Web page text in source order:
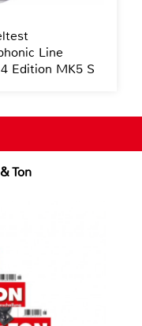
Ton
Line
Edition MK5 S